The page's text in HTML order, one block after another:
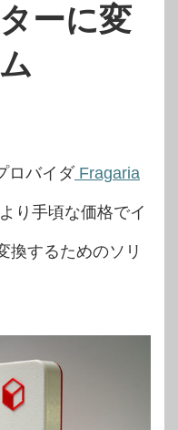
ーに変
ロバイダ Fragaria
り手頃な価格でイ
換するためのソリ